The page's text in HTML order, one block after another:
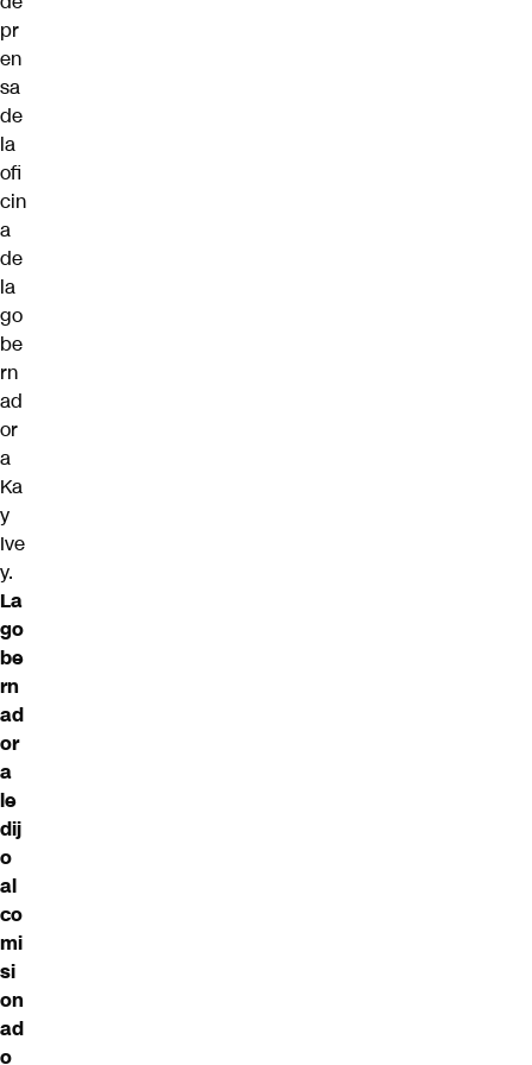
pr
en
sa
de
la
ofi
cin
a
de
la
go
be
rn
ad
or
a
Ka
y
Ive
y.
La
go
be
rn
ad
or
a
le
dij
o
al
co
mi
si
on
ad
o